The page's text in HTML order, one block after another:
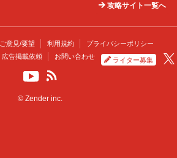
攻略サイト一覧へ
ご意見/要望 利用規約
プライバシーポリシー
広告掲載依頼 お問い合わせ ライター募集
© Zender inc.